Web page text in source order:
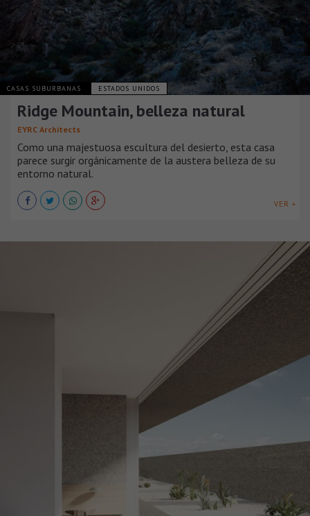
CASAS SUBURBANAS ESTADOS UNIDOS
Ridge Mountain, belleza natural
EYRC Architects
Como una majestuosa escultura del desierto, esta casa
parece surgir orgánicamente de la austera belleza de su
entorno natural.
VER +